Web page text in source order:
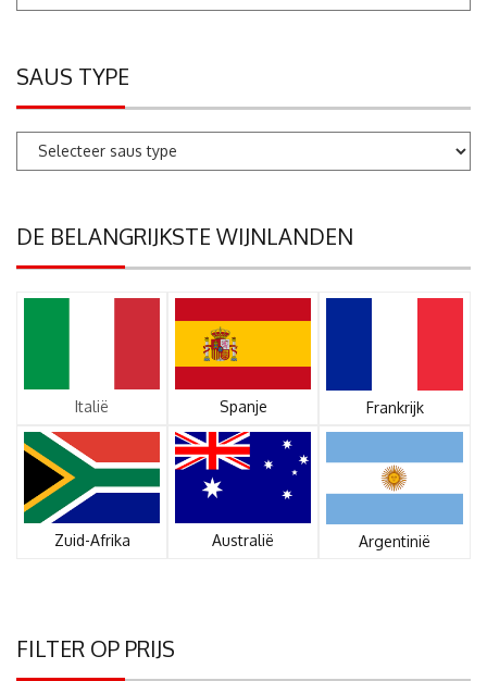
SAUS TYPE
DE BELANGRIJKSTE WIJNLANDEN
Italië Spanje Frankrijk
Zuid-Afrika Australië Argentinië
FILTER OP PRIJS